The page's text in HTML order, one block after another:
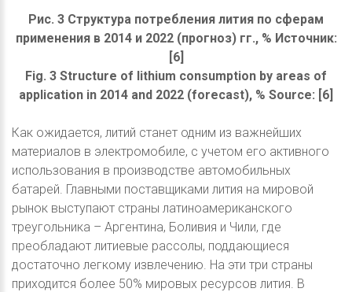
Рис. 3 Структура потребления лития по сферам
применения в 2014 и 2022 (прогноз) гг., % Источник:
[6]
Fig. 3 Structure of lithium consumption by areas of
application in 2014 and 2022 (forecast), % Source: [6]
Как ожидается, литий станет одним из важнейших
материалов в электромобиле, с учетом его активного
использования в производстве автомобильных
батарей. Главными поставщиками лития на мировой
рынок выступают страны латиноамериканского
треугольника – Аргентина, Боливия и Чили, где
преобладают литиевые рассолы, поддающиеся
достаточно легкому извлечению. На эти три страны
приходится более 50% мировых ресурсов лития. В